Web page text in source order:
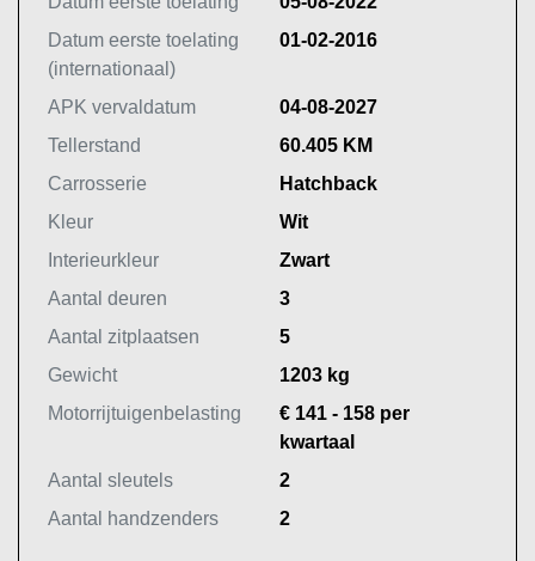
Datum eerste toelating
(internationaal)
01-02-2016
APK vervaldatum
04-08-2027
Tellerstand
60.405 KM
Carrosserie
Hatchback
Kleur
Wit
Interieurkleur
Zwart
Aantal deuren
3
Aantal zitplaatsen
5
Gewicht
1203 kg
Motorrijtuigenbelasting
€ 141 - 158 per
kwartaal
Aantal sleutels
2
Aantal handzenders
2